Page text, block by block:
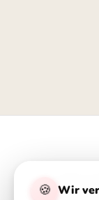
🍪 Wir